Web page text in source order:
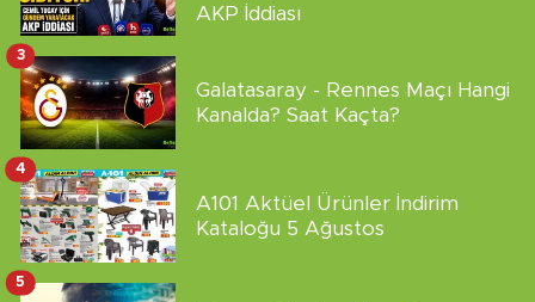
AKP İddiası
Galatasaray - Rennes Maçı Hangi
Kanalda? Saat Kaçta?
3
A101 Aktüel Ürünler İndirim
Kataloğu 5 Ağustos
4
5